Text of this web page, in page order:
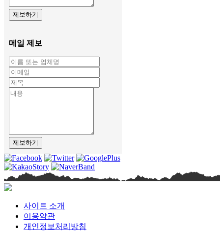
제보하기
메일 제보
제보하기
사이트 소개
이용약관
개인정보처리방침